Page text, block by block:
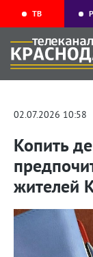
ТВ
02.07.2026 10:58
Копить
жителей